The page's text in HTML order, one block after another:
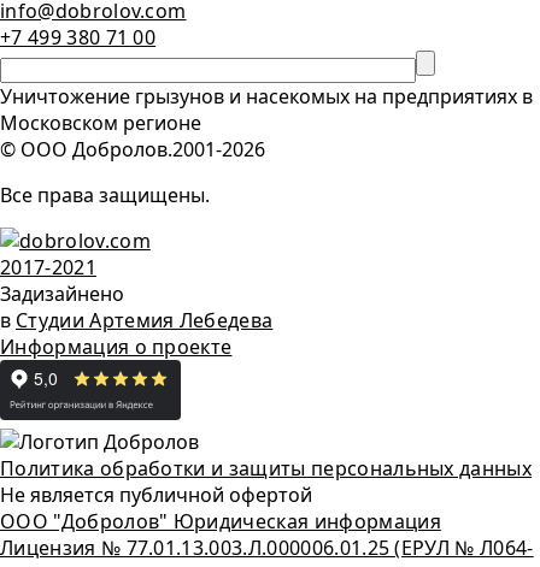
info@dobrolov.com
+7 499 380 71 00
Уничтожение грызунов и насекомых на предприятиях в
Московском регионе
© ООО Добролов.2001-2026
Все права защищены.
2017-2021
Задизайнено
в Студии Артемия Лебедева
Информация о проекте
Политика обработки и защиты персональных данных
Не является публичной офертой
ООО "Добролов" Юридическая информация
Лицензия № 77.01.13.003.Л.000006.01.25 (ЕРУЛ № Л064-